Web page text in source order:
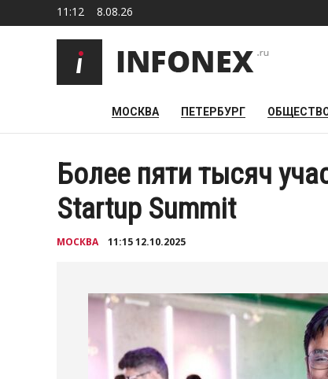
11:12 8.08.26
МОСКВА ПЕТЕРБУРГ
Более пяти тысяч
Startup Summit
МОСКВА 11:15 12.10.2025